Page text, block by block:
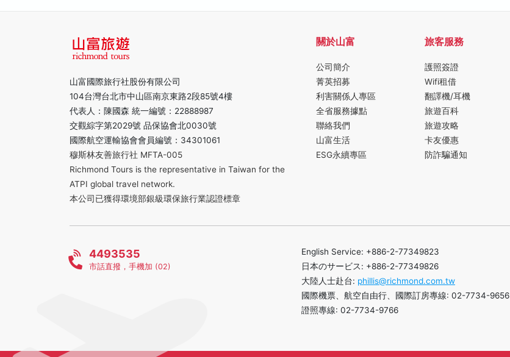
山富國際旅行社股份有限公司
104台灣台北市中山區南京東路2段85號4樓
代表人：陳國森 統一編號：22888987
交觀綜字第2029號 品保協會北0030號
國際航空運輸協會會員編號：34301061
穆斯林友善旅行社 MFTA-005
Richmond Tours is the representative in Taiwan for the
ATPI global travel network.
本公司已獲得環境部銀級環保旅行業認證標章
關於山富
公司簡介
菁英招募
利害關係人專區
全省服務據點
聯絡我們
山富生活
ESG永續專區
旅客服務
護照簽證
Wifi租借
翻譯機/耳機
旅遊百科
旅遊攻略
卡友優惠
防詐騙通知
4493535
市話直撥，手機加 (02)
English Service: +886-2-77349823
日本のサービス: +886-2-77349826
大陸人士赴台: phillis@richmond.com.tw
國際機票、航空自由行、國際訂房專線: 02-7734-9656
證照專線: 02-7734-9766